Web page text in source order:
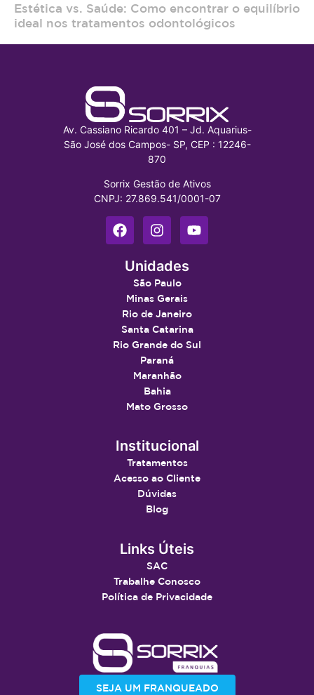
Estética vs. Saúde: Como encontrar o equilíbrio
ideal nos tratamentos odontológicos
Av. Cassiano Ricardo 401 – Jd. Aquarius-
São José dos Campos- SP, CEP : 12246-
870
Sorrix Gestão de Ativos
CNPJ: 27.869.541/0001-07
Unidades
São Paulo
Minas Gerais
Rio de Janeiro
Santa Catarina
Rio Grande do Sul
Paraná
Maranhão
Bahia
Mato Grosso
Institucional
Tratamentos
Acesso ao Cliente
Dúvidas
Blog
Links Úteis
SAC
Trabalhe Conosco
Política de Privacidade
SEJA UM FRANQUEADO